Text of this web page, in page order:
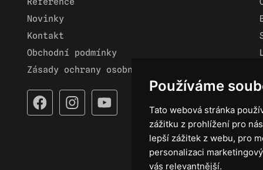
Používáme
Tato webová stránka
zážitku z prohlížení pro
lepší zážitek z webu, pro
personalizaci
vás relevantnější.
Novinky
Kontakt
Obchodní podmínky
Zásady ochrany osobních údajů